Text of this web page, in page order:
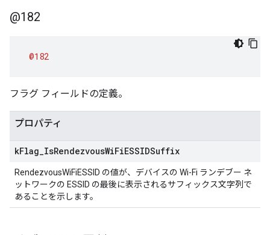
@182
@182
フラグ フィールドの定義。
プロパティ
kFlag IsRendezvousWiFiESSIDSuffix
RendezvousWiFiESSID の値が、デバイスの Wi-Fi ランデブー ネ
ットワークの ESSID の最後に表示されるサフィックス文字列で
あることを示します。